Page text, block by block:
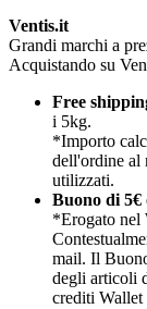
Ventis.it
Grandi marchi a
Acquistando su
Free
i 5kg.
*Importo
dell'ordine al
utilizzati.
Buono di 5€
*Erogato nel
mail. Il
degli articoli
crediti